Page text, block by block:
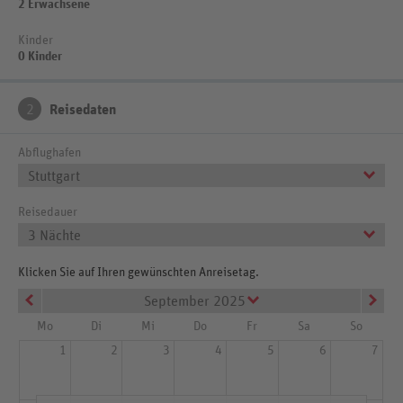
2 Erwachsene
Kinder
0 Kinder
2 Reisedaten
Abflughafen
Stuttgart
Reisedauer
3 Nächte
Klicken Sie auf Ihren gewünschten Anreisetag.
September 2025
Mo Di Mi Do Fr Sa
So
1
2 3 4 5 6 7